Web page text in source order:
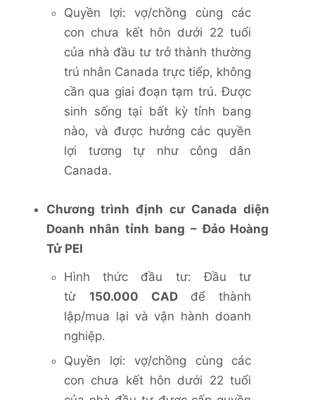
Quyền lợi: vợ/chồng cùng các
con chưa kết hôn dưới 22 tuổi
của nhà đầu tư trở thành thường
trú nhân Canada trực tiếp, không
cần qua giai đoạn tạm trú. Được
sinh sống tại bất kỳ tỉnh bang
nào, và được hưởng các quyền
lợi tương tự như công dân
Canada.
Chương trình định cư Canada diện
Doanh nhân tỉnh bang – Đảo Hoàng
Tử PEI
Hình thức đầu tư: Đầu tư
từ 150.000 CADđể thành
lập/mua lại và vận hành doanh
nghiệp.
Quyền lợi: vợ/chồng cùng các
con chưa kết hôn dưới 22 tuổi